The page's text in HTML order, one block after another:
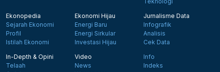
Ekonopedia
Sejarah Ekonomi
Profil
Istilah Ekonomi
Ekonomi Hijau
Energi Baru
Energi Sirkular
Investasi Hijau
Jurnalisme Data
Infografik
Analisis
Cek Data
In-Depth & Opini
Telaah
Video
News
Info
Indeks